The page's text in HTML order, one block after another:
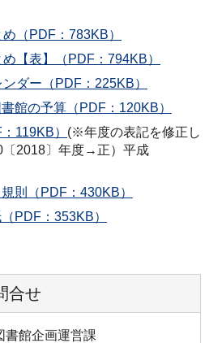
（PDF：783KB）
【表】（PDF：794KB）
ダー（PDF：225KB）
館の予算（PDF：120KB）
119KB） (※年度の表記を修正し
2018〕年度→正）平成
則（PDF：430KB）
PDF：353KB）
合せ
書館企画運営課